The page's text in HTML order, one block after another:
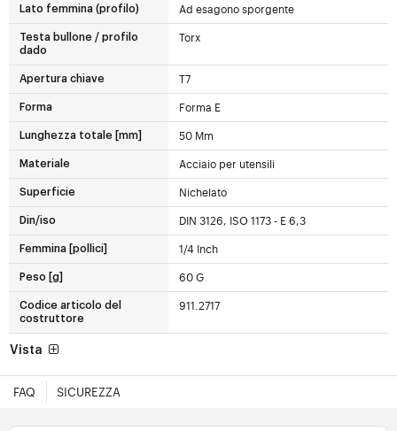
Lato femmina (profilo) Ad esagono sporgente
Testa bullone / profilo
dado
Torx
Apertura chiave T7
Forma Forma E
Lunghezza totale [mm] 50 Mm
Materiale Acciaio per utensili
Superficie Nichelato
Din/iso DIN 3126, ISO 1173 - E 6,3
Femmina [pollici] 1/4 Inch
Peso [g] 60 G
Codice articolo del
costruttore
911.2717
Vista
FAQ SICUREZZA